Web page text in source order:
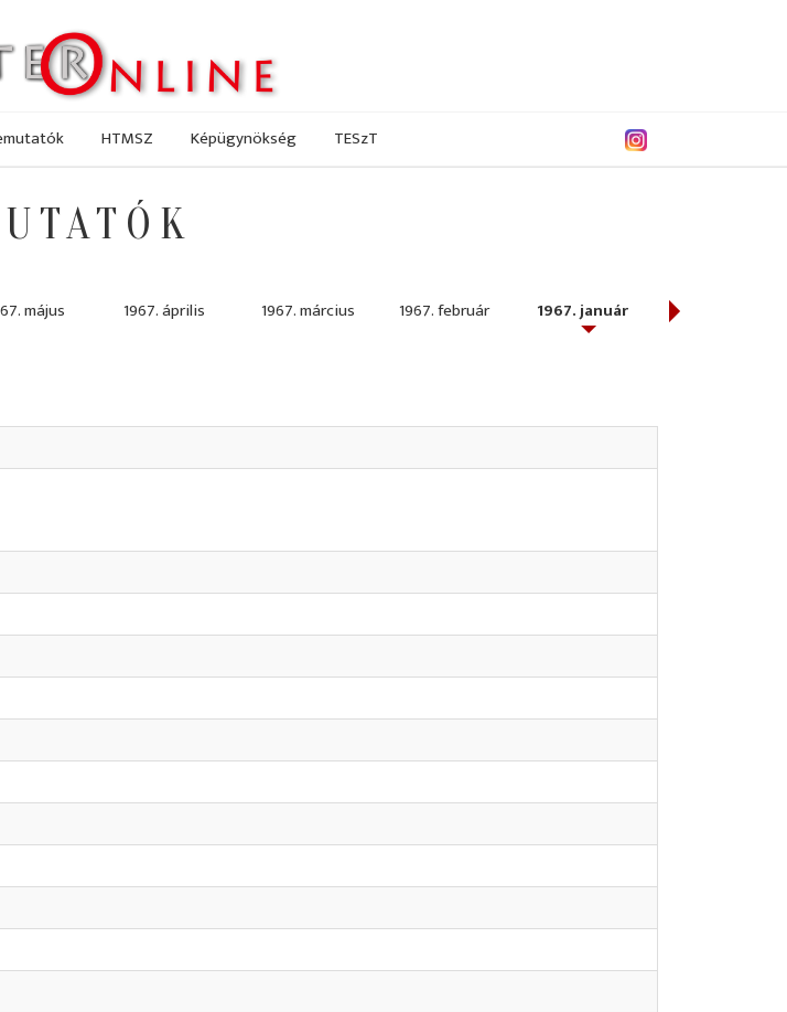
HTMSZ Képügynökség TESzT
május 1967. április 1967. március 1967. február 1967. január 1966. december